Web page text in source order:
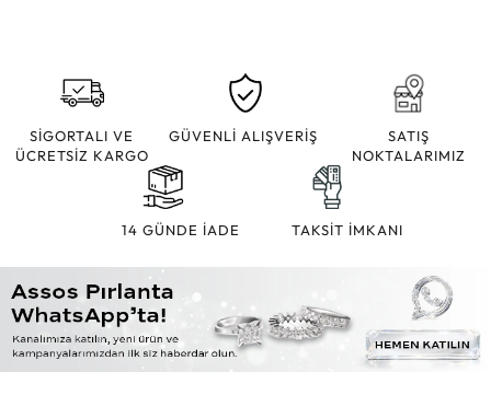
SİGORTALI VE
ÜCRETSİZ KARGO
GÜVENLİ ALIŞVERİŞ
SATIŞ
NOKTALARIMIZ
14 GÜNDE İADE TAKSİT İMKANI